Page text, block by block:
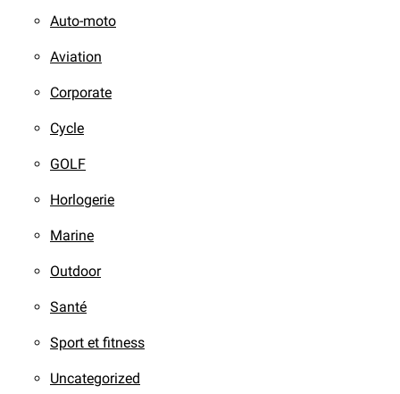
Auto-moto
Aviation
Corporate
Cycle
GOLF
Horlogerie
Marine
Outdoor
Santé
Sport et fitness
Uncategorized